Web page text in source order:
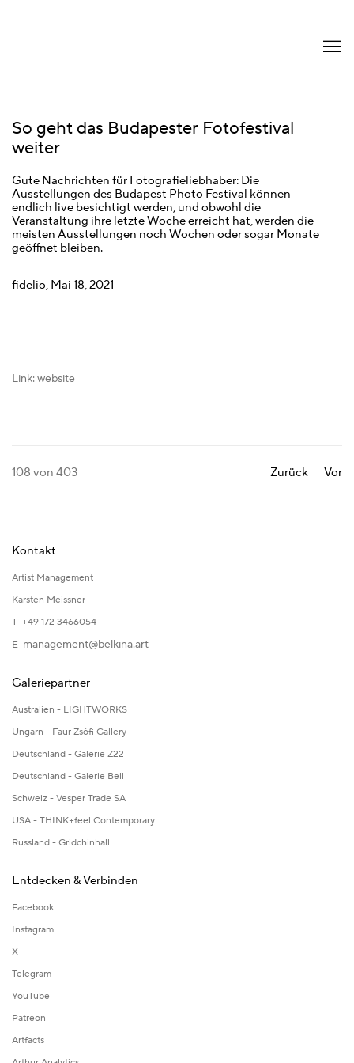
So geht das Budapester Fotofestival
weiter
Gute Nachrichten für Fotografieliebhaber: Die
Ausstellungen des Budapest Photo Festival können
endlich live besichtigt werden, und obwohl die
Veranstaltung ihre letzte Woche erreicht hat, werden die
meisten Ausstellungen noch Wochen oder sogar Monate
geöffnet bleiben.
fidelio, Mai 18, 2021
Link: website
Zurück Vor
108 von 403
Kontakt
Artist Management
Karsten Meissner
T +49 172 3466054
E management@belkina.art
Galeriepartner
Australien - LIGHTWORKS
Ungarn - Faur Zsófi Gallery
Deutschland - Galerie Z22
Deutschland - Galerie Bell
Schweiz - Vesper Trade SA
USA - THINK+feel Contemporary
Russland - Gridchinhall
Entdecken & Verbinden
Facebook
Instagram
X
Telegram
YouTube
Patreon
Artfacts